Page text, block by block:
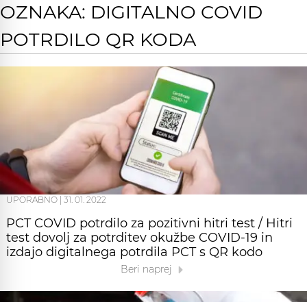
OZNAKA: DIGITALNO COVID
POTRDILO QR KODA
UPORABNO 31. 01. 2022
PCT COVID potrdilo za pozitivni hitri test / Hitri
test dovolj za potrditev okužbe COVID-19 in
izdajo digitalnega potrdila PCT s QR kodo
Beri naprej